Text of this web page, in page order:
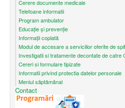
Cerere documente medicale
Telefoane informatii
Program ambulator
Educație și prevenție
Informații coplată
Modul de accesare a serviciilor oferite de
Investigatii si tratamente decontate de catre
Cereri si formulare tipizate
Informatii privind protectia datelor personale
Meniul săptămânal
Contact